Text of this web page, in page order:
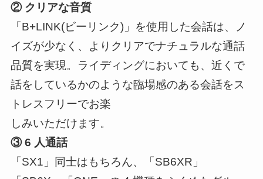
② クリアな音質
「B+LINK(ビーリンク)」を使用した会話は、ノ
イズが少なく、よりクリアでナチュラルな通話
品質を実現。ライディングにおいても、近くで
話をしているかのような臨場感のある会話をス
トレスフリーでお楽
しみいただけます。
③ 6 人通話
「SX1」同士はもちろん、「SB6XR」